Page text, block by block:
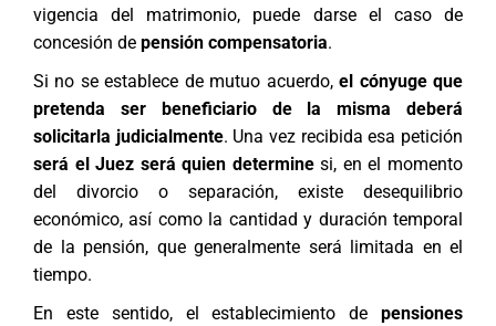
vigencia del matrimonio, puede darse el caso de
concesión de pensión compensatoria.
Si no se establece de mutuo acuerdo,el cónyuge que
pretenda ser beneficiario de la misma deberá
solicitarla judicialmente. Una vez recibida esa petición
será el Juez será quien determinesi, en el momento
del divorcio o separación, existe desequilibrio
económico, así como la cantidad y duración temporal
de la pensión, que generalmente será limitada en el
tiempo.
En este sentido, el establecimiento de pensiones